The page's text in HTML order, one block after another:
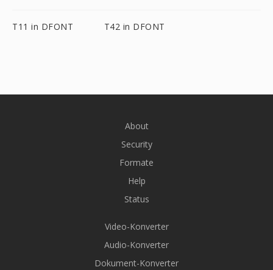
T11 in DFONT T42 in DFONT
About
Security
Formate
Help
Status
Video-Konverter
Audio-Konverter
Dokument-Konverter